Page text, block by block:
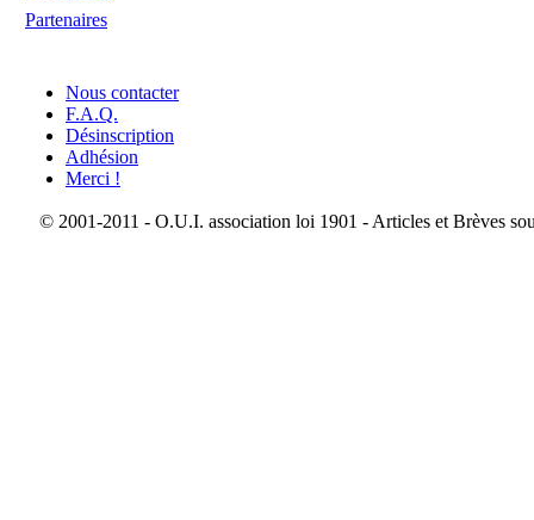
Partenaires
Nous contacter
F.A.Q.
Désinscription
Adhésion
Merci !
© 2001-2011 - O.U.I. association loi 1901 - Articles et Brèves